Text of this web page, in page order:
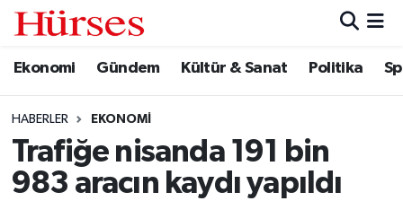
Ekonomi Gündem Kültür & Sanat Politika
HABERLER EKONOMI
Trafiğe nisanda 191 bin
983 aracın kaydı yapıldı
Ekonomi
Gündem
Kültür & Sanat
Hava Durumu
Trafik Durumu
Süper Lig Puan Durumu ve Fikstür